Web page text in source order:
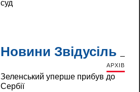
суд
Новини Звідусіль
АРХІВ
Зеленський уперше прибув до
Сербії